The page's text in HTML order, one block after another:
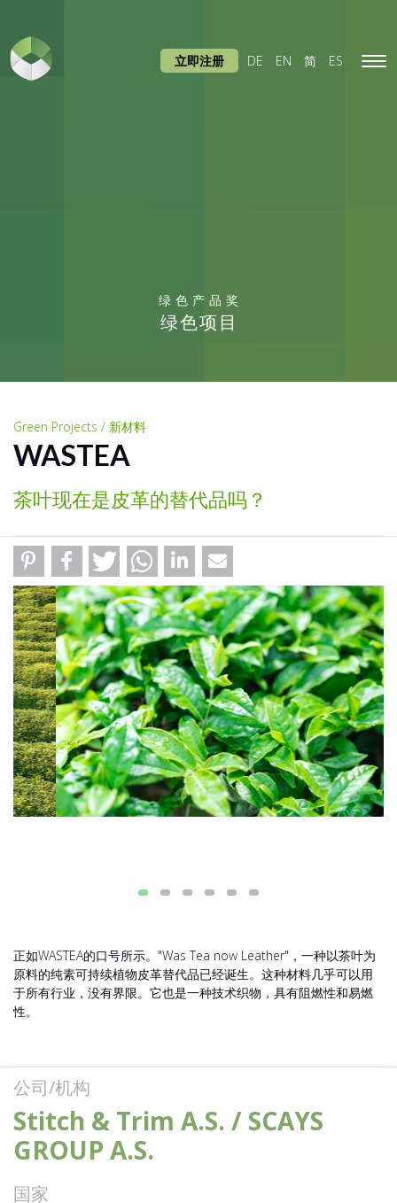
绿色产品奖
绿色项目
立即注册 DE EN 简 ES
Green Projects / 新材料
WASTEA
茶叶现在是皮革的替代品吗？
正如WASTEA的口号所示。"Was Tea now Leather"，一种以茶叶为
原料的纯素可持续植物皮革替代品已经诞生。这种材料几乎可以用
于所有行业，没有界限。它也是一种技术织物，具有阻燃性和易燃
性。
公司/机构
Stitch & Trim A.S. / SCAYS
GROUP A.S.
国家